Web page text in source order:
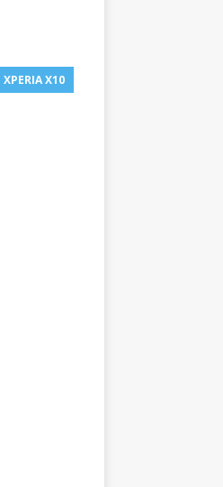
XPERIA X10